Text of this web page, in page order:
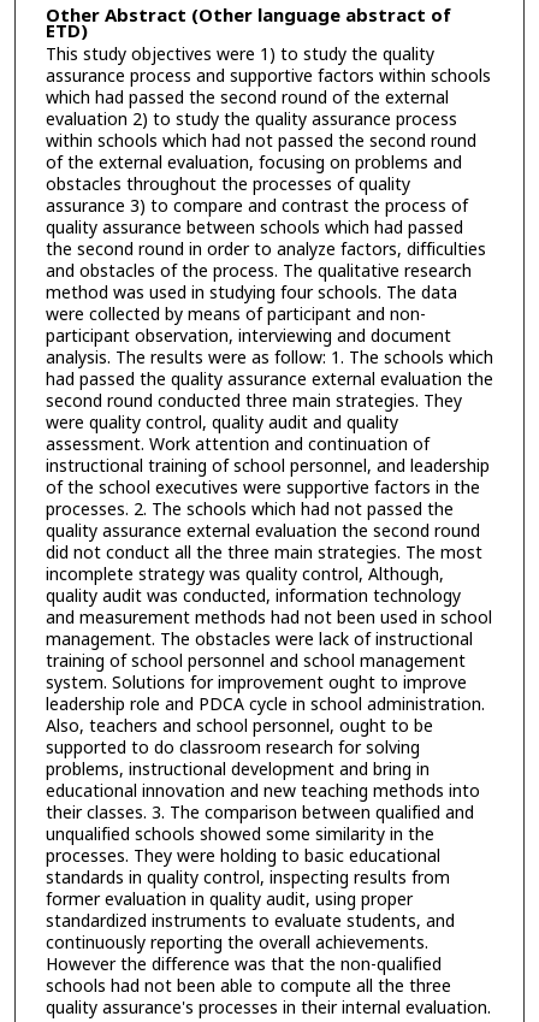
Other Abstract (Other language abstract of
ETD)
This study objectives were 1) to study the quality
assurance process and supportive factors within schools
which had passed the second round of the external
evaluation 2) to study the quality assurance process
within schools which had not passed the second round
of the external evaluation, focusing on problems and
obstacles throughout the processes of quality
assurance 3) to compare and contrast the process of
quality assurance between schools which had passed
the second round in order to analyze factors, difficulties
and obstacles of the process. The qualitative research
method was used in studying four schools. The data
were collected by means of participant and non-
participant observation, interviewing and document
analysis. The results were as follow: 1. The schools which
had passed the quality assurance external evaluation the
second round conducted three main strategies. They
were quality control, quality audit and quality
assessment. Work attention and continuation of
instructional training of school personnel, and leadership
of the school executives were supportive factors in the
processes. 2. The schools which had not passed the
quality assurance external evaluation the second round
did not conduct all the three main strategies. The most
incomplete strategy was quality control, Although,
quality audit was conducted, information technology
and measurement methods had not been used in school
management. The obstacles were lack of instructional
training of school personnel and school management
system. Solutions for improvement ought to improve
leadership role and PDCA cycle in school administration.
Also, teachers and school personnel, ought to be
supported to do classroom research for solving
problems, instructional development and bring in
educational innovation and new teaching methods into
their classes. 3. The comparison between qualified and
unqualified schools showed some similarity in the
processes. They were holding to basic educational
standards in quality control, inspecting results from
former evaluation in quality audit, using proper
standardized instruments to evaluate students, and
continuously reporting the overall achievements.
However the difference was that the non-qualified
schools had not been able to compute all the three
quality assurance's processes in their internal evaluation.